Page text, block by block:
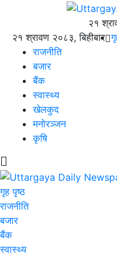
२१
२१ श्रावण २०८३, बिहीबार
राजनीति
बजार
बैंक
स्वास्थ्य
खेलकुद
मनोरञ्जन
कृषि
गृह पृष्ठ
राजनीति
बजार
बैंक
स्वास्थ्य